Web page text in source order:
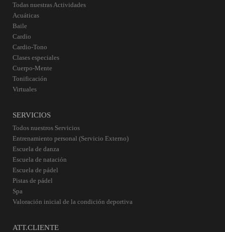
Todas nuestras Actividades
Acuáticas
Baile
Cardio
Cardio-Tono
Clases especiales
Cuerpo-Mente
Tonificación
Virtuales
SERVICIOS
Todos nuestros Servicios
Entrenamiento personal (Servicio Externo)
Escuela de danza
Escuela de natación
Escuela de pádel
Pistas de pádel
Spa
Valoración inicial de la condición deportiva
ATT.CLIENTE